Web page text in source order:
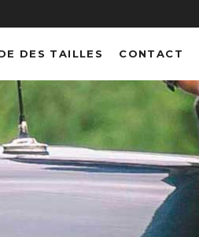
DES TAILLES CONTACT